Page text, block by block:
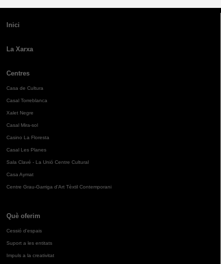
Inici
La Xarxa
Centres
Casa de Cultura
Casal Torreblanca
Xalet Negre
Casal Mira-sol
Casino La Floresta
Casal Les Planes
Sala Clavé - La Unió Centre Cultural
Casa Aymat
Centre Grau-Garriga d'Art Tèxtil Contemporani
Què oferim
Cessió d'espais
Suport a les entitats
Impuls a la creativitat